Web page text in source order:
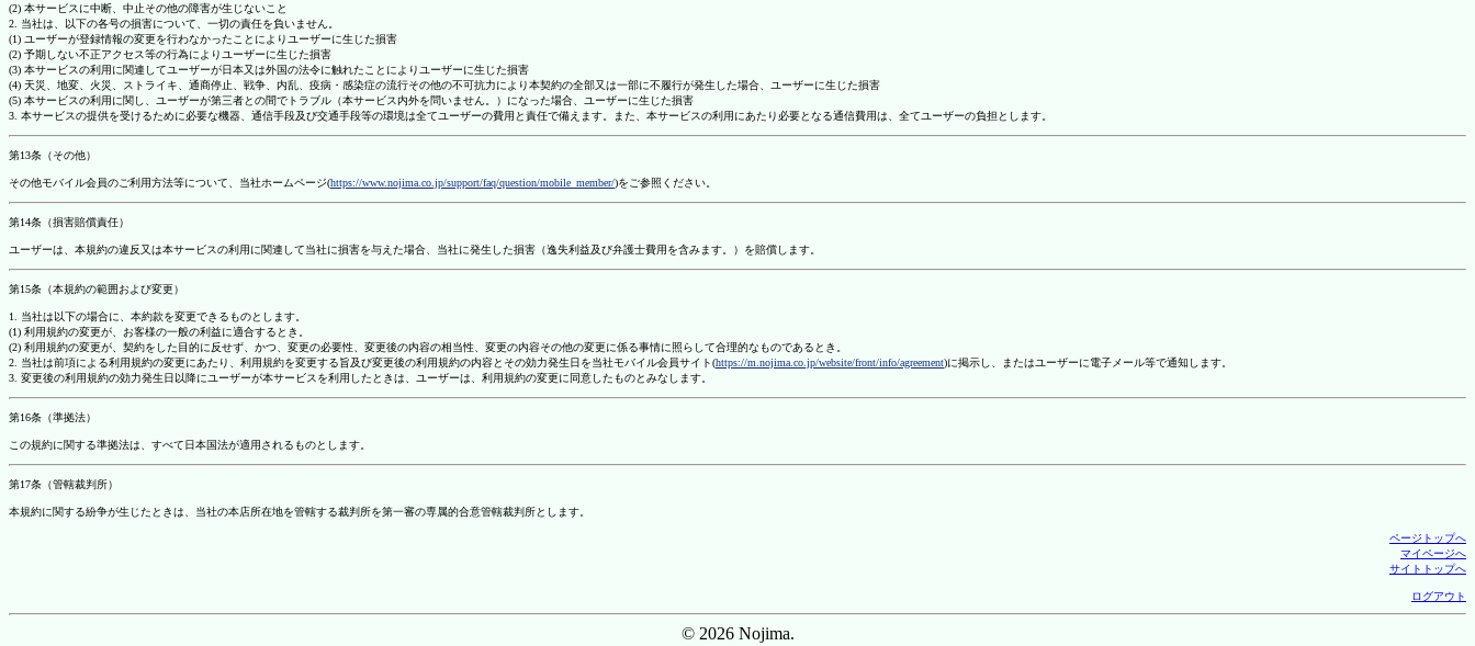
(2) 本サービスに中断、中止その他の障害が生じないこと
2. 当社は、以下の各号の損害について、一切の責任を負いません。
(1) ユーザーが登録情報の変更を行わなかったことによりユーザーに生じた損害
(2) 予期しない不正アクセス等の行為によりユーザーに生じた損害
(3) 本サービスの利用に関連してユーザーが日本又は外国の法令に触れたことによりユーザーに生じた損害
(4) 天災、地変、火災、ストライキ、通商停止、戦争、内乱、疫病・感染症の流行その他の不可抗力により本契約の全部又は一部に不履行が発生した場合、ユーザーに生じた損害
(5) 本サービスの利用に関し、ユーザーが第三者との間でトラブル（本サービス内外を問いません。）になった場合、ユーザーに生じた損害
3. 本サービスの提供を受けるために必要な機器、通信手段及び交通手段等の環境は全てユーザーの費用と責任で備えます。また、本サービスの利用にあたり必要となる通信費用は、全てユーザーの負担とします。
第13条（その他）
その他モバイル会員のご利用方法等について、当社ホームページ(https://www.nojima.co.jp/support/faq/question/mobile_member/)をご参照ください。
第14条（損害賠償責任）
ユーザーは、本規約の違反又は本サービスの利用に関連して当社に損害を与えた場合、当社に発生した損害（逸失利益及び弁護士費用を含みます。）を賠償します。
第15条（本規約の範囲および変更）
1. 当社は以下の場合に、本約款を変更できるものとします。
(1) 利用規約の変更が、お客様の一般の利益に適合するとき。
(2) 利用規約の変更が、契約をした目的に反せず、かつ、変更の必要性、変更後の内容の相当性、変更の内容その他の変更に係る事情に照らして合理的なものであるとき。
2. 当社は前項による利用規約の変更にあたり、利用規約を変更する旨及び変更後の利用規約の内容とその効力発生日を当社モバイル会員サイト(https://m.nojima.co.jp/website/front/info/agreement)に掲示し、またはユーザーに電子メール等で通知します。
3. 変更後の利用規約の効力発生日以降にユーザーが本サービスを利用したときは、ユーザーは、利用規約の変更に同意したものとみなします。
第16条（準拠法）
この規約に関する準拠法は、すべて日本国法が適用されるものとします。
第17条（管轄裁判所）
本規約に関する紛争が生じたときは、当社の本店所在地を管轄する裁判所を第一審の専属的合意管轄裁判所とします。
ページトップへ
マイページへ
サイトトップへ
ログアウト
© 2026 Nojima.